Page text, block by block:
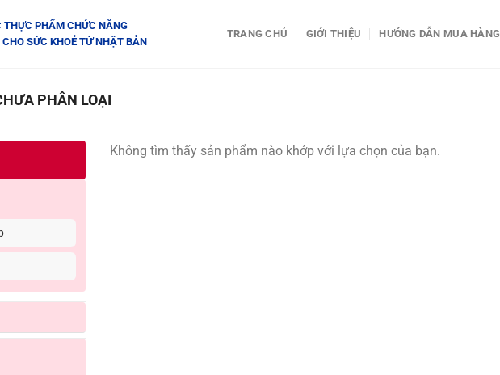
THỰC PHẨM CHỨC NĂNG
CHO SỨC KHOẺ TỪ NHẬT BẢN
TRANG CHỦ GIỚI THIỆU HƯỚNG DẪN MUA HÀNG
PHÂN LOẠI
Không tìm thấy sản phẩm nào khớp với lựa chọn của bạn.